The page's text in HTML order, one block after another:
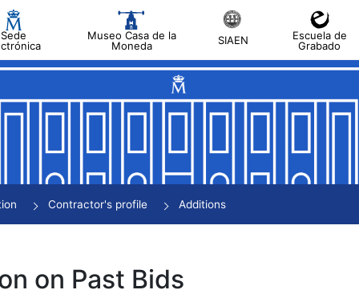
Sede
Museo Casa de la
Moneda
SIAEN
Escuela de
Grabado
Contractor's profile Additions
on Past Bids